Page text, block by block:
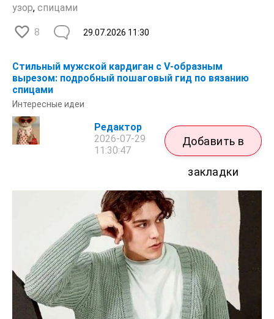
узор, спицами
8 29.07.2026 11:30
Стильный мужской кардиган с V‑образным
вырезом: подробный пошаговый гид по вязанию
спицами
Интересные идеи
Редактор
2026-07-29
11:30:47
Добавить в
закладки